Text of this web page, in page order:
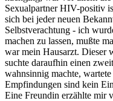
Sexualpartner HIV-positiv
sich bei jeder neuen
Selbstverachtung - ich
machen zu lassen, mußte
war mein Hausarzt. Dieser
suchte daraufhin einen
wahnsinnig machte,
Empfindungen sind kein
Eine Freundin erzählte mir